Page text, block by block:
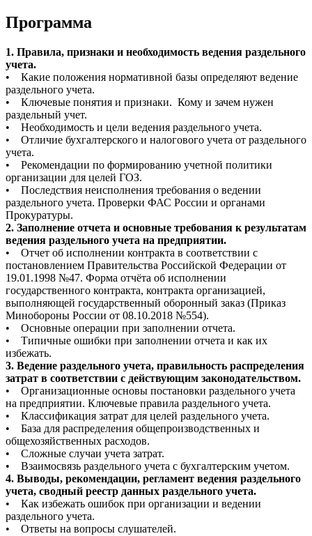
Программа
1. Правила, признаки и необходимость ведения раздельного
учета.
• Какие положения нормативной базы определяют ведение
раздельного учета.
• Ключевые понятия и признаки. Кому и зачем нужен
раздельный учет.
• Необходимость и цели ведения раздельного учета.
• Отличие бухгалтерского и налогового учета от раздельного
учета.
• Рекомендации по формированию учетной политики
организации для целей ГОЗ.
• Последствия неисполнения требования о ведении
раздельного учета. Проверки ФАС России и органами
Прокуратуры.
2. Заполнение отчета и основные требования к результатам
ведения раздельного учета на предприятии.
• Отчет об исполнении контракта в соответствии с
постановлением Правительства Российской Федерации от
19.01.1998 №47. Форма отчёта об исполнении
государственного контракта, контракта организацией,
выполняющей государственный оборонный заказ (Приказ
Минобороны России от 08.10.2018 №554).
• Основные операции при заполнении отчета.
• Типичные ошибки при заполнении отчета и как их
избежать.
3. Ведение раздельного учета, правильность распределения
затрат в соответствии с действующим законодательством.
• Организационные основы постановки раздельного учета
на предприятии. Ключевые правила раздельного учета.
• Классификация затрат для целей раздельного учета.
• База для распределения общепроизводственных и
общехозяйственных расходов.
• Сложные случаи учета затрат.
• Взаимосвязь раздельного учета с бухгалтерским учетом.
4. Выводы, рекомендации, регламент ведения раздельного
учета, сводный реестр данных раздельного учета.
• Как избежать ошибок при организации и ведении
раздельного учета.
• Ответы на вопросы слушателей.